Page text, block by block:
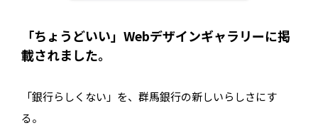
「ちょうどいい」Webデザインギャラリーに掲
載されました。
「銀行らしくない」を、群馬銀行の新しいらしさにす
る。